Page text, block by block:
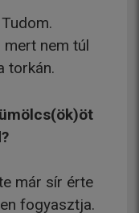
nem túl
torkán.
már sír érte
fogyasztja.